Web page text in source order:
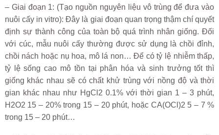
– Giai đoạn 1: (Tạo nguồn nguyên liệu vô trùng để đưa vào
nuôi cấy in vitro): Đây là giai đoạn quan trọng thậm chí quyết
định sự thành công của toàn bộ quá trình nhân giống. Đối
với cúc, mẫu nuôi cấy thường được sử dụng là chồi đỉnh,
chồi nách hoặc nụ hoa, mô lá non… Để có tỷ lệ nhiễm thấp,
tỷ lệ sống cao mô tồn tại phân hóa và sinh trưởng tốt thì
giống khác nhau sẽ có chất khử trùng với nồng độ và thời
gian khác nhau như HgCl 2 0.1% với thời gian 1 – 3 phút,
H 2O2 15 – 20% trong 15 – 20 phút, hoặc CA(OCl)2 5 – 7 %
trong 15 – 20 phút…